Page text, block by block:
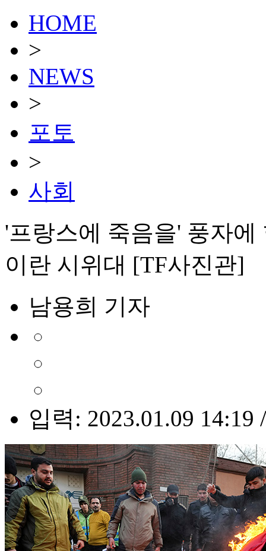
HOME
>
NEWS
>
포토
>
사회
'프랑스에 죽음을' 풍자
이란 시위대 [TF사진관]
남용희 기자
입력: 2023.01.09 14:19